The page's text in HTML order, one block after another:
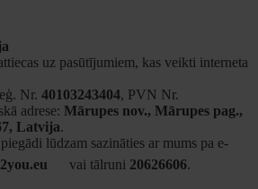
uz pasūtījumiem, kas veikti interneta
Nr. 40103243404, PVN Nr.
adrese: Mārupes nov., Mārupes pag.,
Latvija.
lūdzam sazināties ar mums pa e-
vai tālruni 20626606.